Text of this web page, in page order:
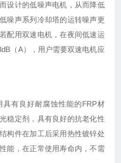
设计的低噪声电机，从而降低
噪声系列冷却塔的运转噪声更
配用双速电机，在夜间低速运
（A），用户需要双速电机应
有良好耐腐蚀性能的FRP材
稳定剂，具有良好的抗老化性
构件在加工后采用热性镀锌处
能，在正常使用寿命内，不需